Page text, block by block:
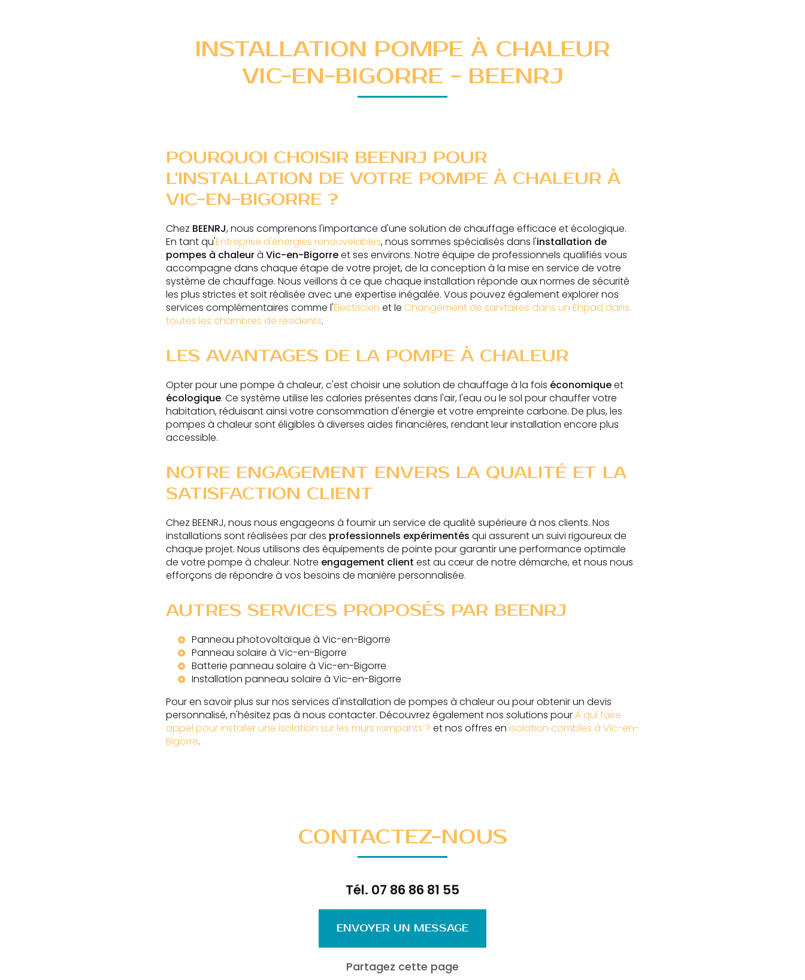
INSTALLATION POMPE À CHALEUR
VIC-EN-BIGORRE - BEENRJ
POURQUOI CHOISIR BEENRJ POUR
L'INSTALLATION DE VOTRE POMPE À CHALEUR À
VIC-EN-BIGORRE ?
Chez BEENRJ, nous comprenons l'importance d'une solution de chauffage efficace et écologique.
En tant qu'Entreprise d'énergies renouvelables, nous sommes spécialisés dans l'installation de
pompes à chaleurà Vic-en-Bigorreet ses environs. Notre équipe de professionnels qualifiés vous
accompagne dans chaque étape de votre projet, de la conception à la mise en service de votre
système de chauffage. Nous veillons à ce que chaque installation réponde aux normes de sécurité
les plus strictes et soit réalisée avec une expertise inégalée. Vous pouvez également explorer nos
services complémentaires comme l'Électricien et le Changement de sanitaires dans un Ehpad dans
toutes les chambres de résidents.
LES AVANTAGES DE LA POMPE À CHALEUR
Opter pour une pompe à chaleur, c'est choisir une solution de chauffage à la fois économiqueet
écologique. Ce système utilise les calories présentes dans l'air, l'eau ou le sol pour chauffer votre
habitation, réduisant ainsi votre consommation d'énergie et votre empreinte carbone. De plus, les
pompes à chaleur sont éligibles à diverses aides financières, rendant leur installation encore plus
accessible.
NOTRE ENGAGEMENT ENVERS LA QUALITÉ ET LA
SATISFACTION CLIENT
Chez BEENRJ, nous nous engageons à fournir un service de qualité supérieure à nos clients. Nos
installations sont réalisées par des professionnels expérimentés qui assurent un suivi rigoureux de
chaque projet. Nous utilisons des équipements de pointe pour garantir une performance optimale
de votre pompe à chaleur. Notre engagement client est au cœur de notre démarche, et nous nous
efforçons de répondre à vos besoins de manière personnalisée.
AUTRES SERVICES PROPOSÉS PAR BEENRJ
Panneau photovoltaïque à Vic-en-Bigorre
Panneau solaire à Vic-en-Bigorre
Batterie panneau solaire à Vic-en-Bigorre
Installation panneau solaire à Vic-en-Bigorre
Pour en savoir plus sur nos services d'installation de pompes à chaleur ou pour obtenir un devis
personnalisé, n'hésitez pas à nous contacter. Découvrez également nos solutions pourÀ qui faire
appel pour installer une isolation sur les murs rampants ? et nos offres en isolation combles à Vic-en-
Bigorre.
CONTACTEZ-NOUS
Tél. 07 86 86 81 55
ENVOYER UN MESSAGE
Partagez cette page